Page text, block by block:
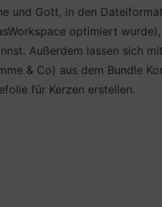
und Gott, in den
optimiert
Außerdem lassen sich
& Co) aus dem Bundle
für Kerzen erstellen.